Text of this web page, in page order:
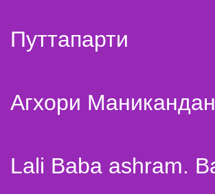
Путтапарти
Агхори
Lali Baba ashram.